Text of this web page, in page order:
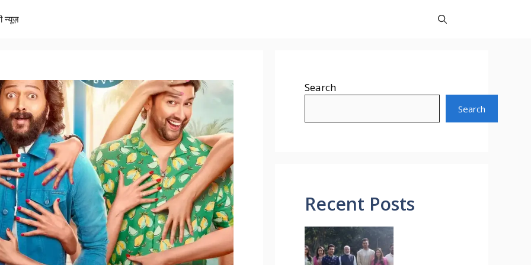
न्यूज़
Search
Search
Recent Posts